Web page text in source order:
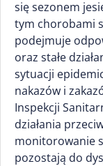
się sezonem
tym chorobami
podejmuje
oraz stałe
sytuacji
nakazów i
Inspekcji
działania
monitorowanie
pozostają do